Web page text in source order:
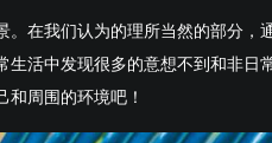
。在我们认为的理所当然的部分，
生活中发现很多的意想不到和非日
和周围的环境吧！